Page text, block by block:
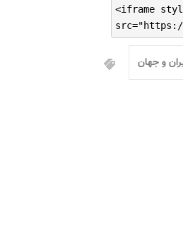
<iframe
src="https://
و جهان